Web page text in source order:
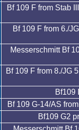
Bf 109 F from Stab
Bf 109 F from 6./
Messerschmitt Bf
Bf 109 F from 8./JG
Bf109
Bf 109 G-14/AS
Bf109 G2